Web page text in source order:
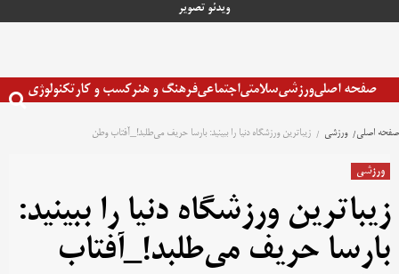
ویدئو تصویر
صفحه اصلیورزشیسلامتیاجتماعیفرهنگ و هنرکسب و کارتکنولوژی
صفحه اصلی ورزشی زیباترین ورزشگاه دنیا را ببینید: بارسا حریف می‌طلبد!‌_آفتاب وطن
ورزشی
زیباترین ورزشگاه دنیا را ببینید:
بارسا حریف می‌طلبد!‌_آفتاب